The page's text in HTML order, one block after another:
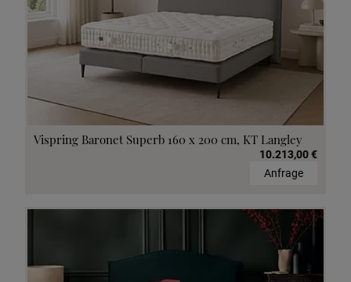
Vispring Baronet Superb 160 x 200 cm, KT Langley
10.213,00 €
Anfrage